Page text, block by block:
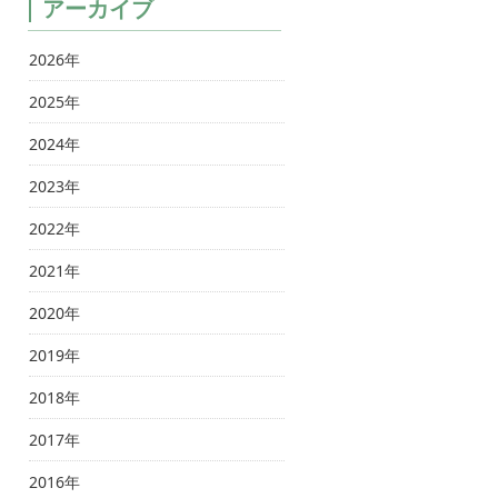
アーカイブ
2026年
2025年
2024年
2023年
2022年
2021年
2020年
2019年
2018年
2017年
2016年